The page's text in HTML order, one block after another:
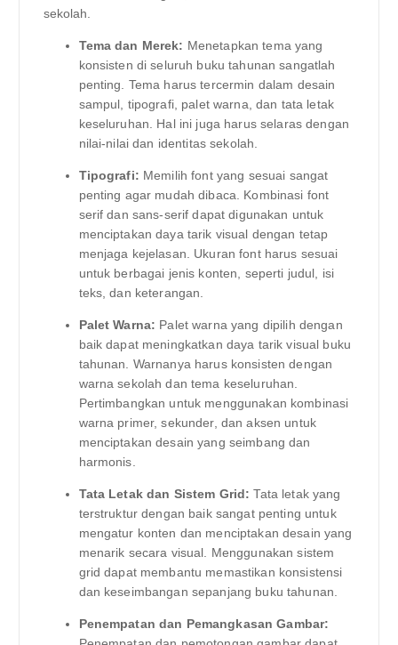
sekolah.
Tema dan Merek: Menetapkan tema yang
konsisten di seluruh buku tahunan sangatlah
penting. Tema harus tercermin dalam desain
sampul, tipografi, palet warna, dan tata letak
keseluruhan. Hal ini juga harus selaras dengan
nilai-nilai dan identitas sekolah.
Tipografi: Memilih font yang sesuai sangat
penting agar mudah dibaca. Kombinasi font
serif dan sans-serif dapat digunakan untuk
menciptakan daya tarik visual dengan tetap
menjaga kejelasan. Ukuran font harus sesuai
untuk berbagai jenis konten, seperti judul, isi
teks, dan keterangan.
Palet Warna: Palet warna yang dipilih dengan
baik dapat meningkatkan daya tarik visual buku
tahunan. Warnanya harus konsisten dengan
warna sekolah dan tema keseluruhan.
Pertimbangkan untuk menggunakan kombinasi
warna primer, sekunder, dan aksen untuk
menciptakan desain yang seimbang dan
harmonis.
Tata Letak dan Sistem Grid: Tata letak yang
terstruktur dengan baik sangat penting untuk
mengatur konten dan menciptakan desain yang
menarik secara visual. Menggunakan sistem
grid dapat membantu memastikan konsistensi
dan keseimbangan sepanjang buku tahunan.
Penempatan dan Pemangkasan Gambar: